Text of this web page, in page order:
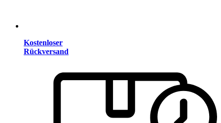
Kostenloser
Rückversand